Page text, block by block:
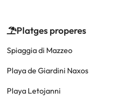
Platges properes
Spiaggia di Mazzeo
Playa de Giardini Naxos
Playa Letojanni